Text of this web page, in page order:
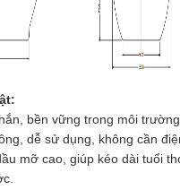
bền vững trong môi
dễ sử dụng, không cần
mỡ cao, giúp kéo dài tuổi